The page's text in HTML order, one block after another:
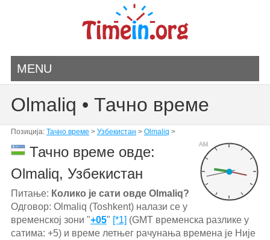
MENU
Olmaliq • Тачно време
Позиција: Тачно време > Узбекистан > Olmaliq >
AM
Тачно време овде:
Olmaliq, Узбекистан
Питање: Колико је сати овде Olmaliq?
Одговор: Olmaliq (Toshkent) налази се у
временској зони "+05" [*1] (GMT временска разлике у
сатима: +5) и време летњег рачунања времена је Није